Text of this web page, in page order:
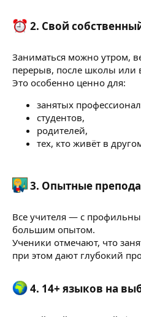
2. Свой
Заниматься можно утром,
перерыв, после школы или
Это особенно ценно для:
занятых
студентов,
родителей,
тех, кто живёт в
3. Опытные
Все учителя — с
большим опытом.
Ученики отмечают, что
при этом дают глубокий
4. 14+ языков на